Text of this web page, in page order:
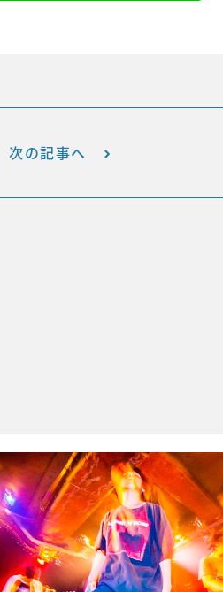
次の記事へ